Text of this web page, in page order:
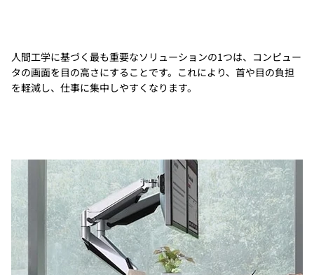
人間工学に基づく最も重要なソリューションの1つは、コンピュー
タの画面を目の高さにすることです。これにより、首や目の負担
を軽減し、仕事に集中しやすくなります。